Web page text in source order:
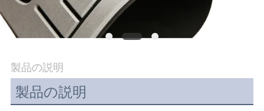
旅
行
品
質
製品の説明
製品の説明